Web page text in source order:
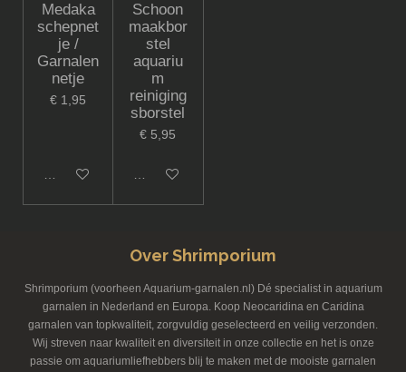
Medaka
schepnet
je /
Garnalen
netje
€ 1,95
In winkelwagen
Schoon
maakbor
stel
aquariu
m
reiniging
sborstel
€ 5,95
In winkelwagen
Over Shrimporium
Shrimporium (voorheen Aquarium-garnalen.nl) Dé specialist in aquarium
garnalen in Nederland en Europa. Koop Neocaridina en Caridina
garnalen van topkwaliteit, zorgvuldig geselecteerd en veilig verzonden.
Wij streven naar kwaliteit en diversiteit in onze collectie en het is onze
passie om aquariumliefhebbers blij te maken met de mooiste garnalen